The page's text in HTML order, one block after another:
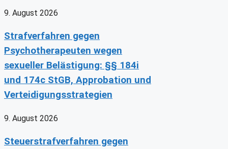
9. August 2026
Strafverfahren gegen
Psychotherapeuten wegen
sexueller Belästigung: §§ 184i
und 174c StGB, Approbation und
Verteidigungsstrategien
9. August 2026
Steuerstrafverfahren gegen